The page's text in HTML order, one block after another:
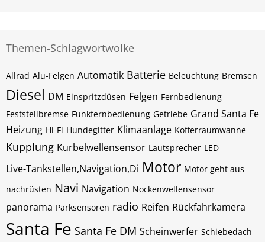
Themen-Schlagwortwolke
Allrad Alu-Felgen Automatik Batterie Beleuchtung Bremsen
Diesel DM Einspritzdüsen Felgen Fernbedienung
Feststellbremse Funkfernbedienung Getriebe Grand Santa Fe
Heizung Hi-Fi Hundegitter Klimaanlage Kofferraumwanne
Kupplung Kurbelwellensensor Lautsprecher LED
Live-Tankstellen,Navigation,Di Motor Motor geht aus
nachrüsten Navi Navigation Nockenwellensensor
panorama Parksensoren radio Reifen Rückfahrkamera
Santa Fe Santa Fe DM Scheinwerfer Schiebedach